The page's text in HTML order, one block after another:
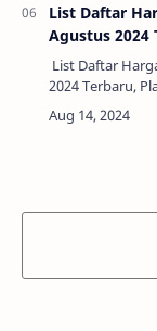
List Daftar
Agustus 2024
List Daftar
2024 Terbaru,
seorang pemain
mengetahui